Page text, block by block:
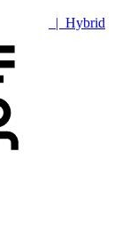
| Hybrid